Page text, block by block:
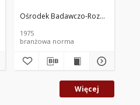
Techniki Medycznej ORMED. Oprac.
pierścieni typ How BN-
74/5926-16
Ośrodek Badawczo-Rozwojowy
1975
branżowa norma
Więcej